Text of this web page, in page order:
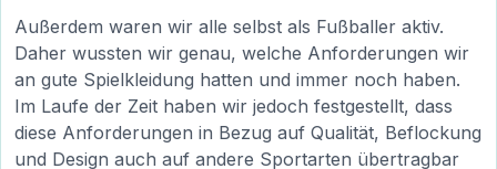
Außerdem waren wir alle selbst als Fußballer aktiv.
Daher wussten wir genau, welche Anforderungen wir
an gute Spielkleidung hatten und immer noch haben.
Im Laufe der Zeit haben wir jedoch festgestellt, dass
diese Anforderungen in Bezug auf Qualität, Beflockung
und Design auch auf andere Sportarten übertragbar